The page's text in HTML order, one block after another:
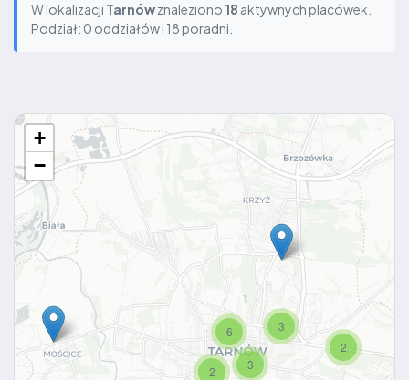
W lokalizacji Tarnówznaleziono 18 aktywnych placówek.
Podział: 0 oddziałów i 18 poradni.
2
2
3
3
6
+
−